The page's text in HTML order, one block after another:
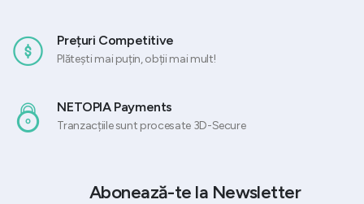
Prețuri Competitive
Plătești mai puțin, obții mai mult!
NETOPIA Payments
Tranzacțiile sunt procesate 3D-Secure
Abonează-te la Newsletter